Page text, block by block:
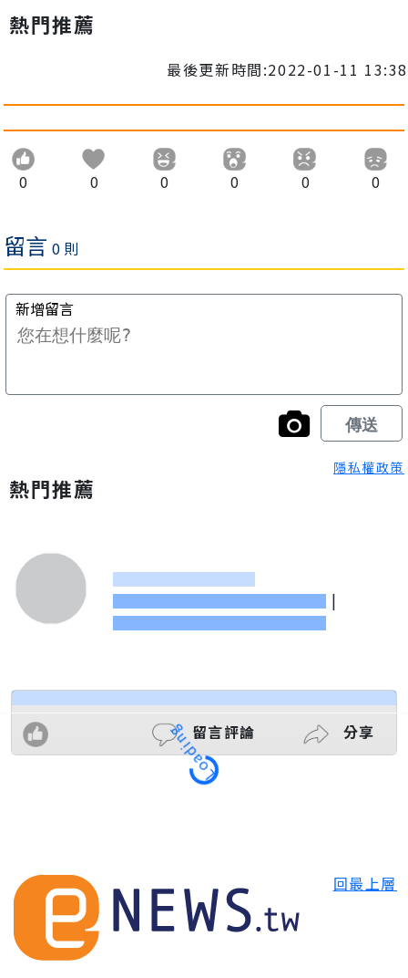
熱門推薦
最後更新時間:2022-01-11 13:38
0 0 0 0 0 0
隱私權政策
熱門推薦
|
留言評論 分享
Loading
回最上層